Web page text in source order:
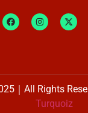
｜All Rights
Turquoiz